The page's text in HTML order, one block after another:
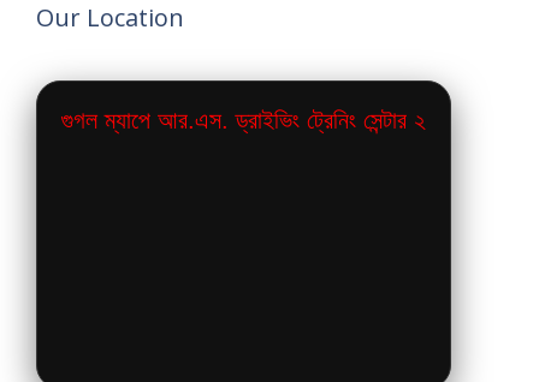
Our Location
গুগল ম্যাপে আর.এস. ড্রাইভিং ট্রেনিং সেন্টার ২